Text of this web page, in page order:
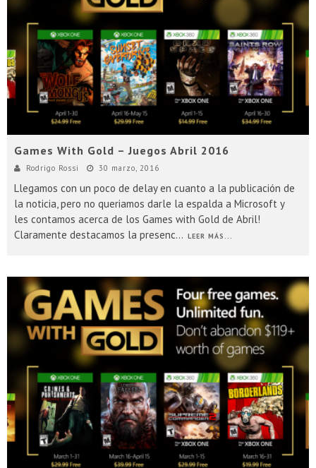
Games With Gold – Juegos Abril 2016
Rodrigo Rossi 30 marzo, 2016
Llegamos con un poco de delay en cuanto a la publicación de
la noticia, pero no queriamos darle la espalda a Microsoft y
les contamos acerca de los Games with Gold de Abril!
Claramente destacamos la presenc... LEER MÁS...